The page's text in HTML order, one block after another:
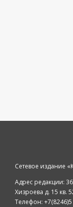
Сетевое издание
Адрес редакции:
Хизроева д. 15 кв.
Телефон: